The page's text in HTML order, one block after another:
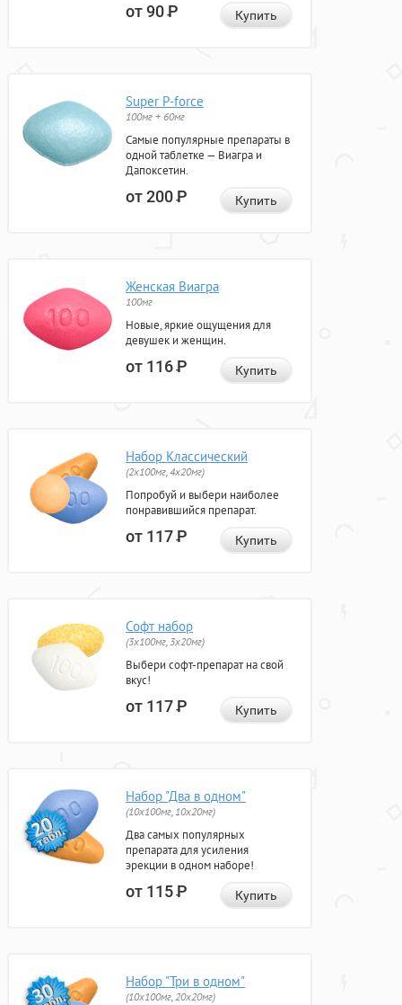
от 90Р Купить
Super P-force
100мг + 60мг
Самые популярные препараты в
одной таблетке — Виагра и
Дапоксетин.
от 200Р Купить
Женская Виагра
100мг
Новые, яркие ощущения для
девушек и женщин.
от 116Р Купить
Набор Классический
(2x100мг, 4x20мг)
Попробуй и выбери наиболее
понравившийся препарат.
от 117Р Купить
Софт набор
(3x100мг, 3x20мг)
Выбери софт-препарат на свой
вкус!
от 117Р Купить
Набор "Два в одном"
(10x100мг, 10x20мг)
Два самых популярных
препарата для усиления
эрекции в одном наборе!
от 115Р Купить
Набор "Три в одном"
(10x100мг, 20x20мг)